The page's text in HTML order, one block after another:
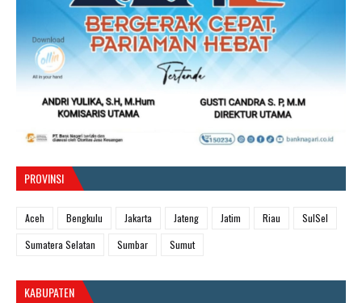
PROVINSI
Aceh Bengkulu Jakarta Jateng Jatim Riau
SulSel
Sumatera Selatan
Sumbar Sumut
KABUPATEN